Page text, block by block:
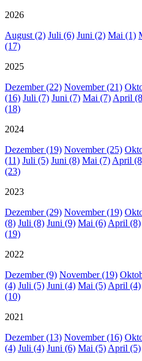
2026
August (2) Juli (6) Juni (2) Mai (1)
(17)
2025
Dezember (22) November (21)
(16) Juli (7) Juni (7) Mai (7) April
(18)
2024
Dezember (19) November (25)
(11) Juli (5) Juni (8) Mai (7) April
(23)
2023
Dezember (29) November (19)
(8) Juli (8) Juni (9) Mai (6) April (8)
(19)
2022
Dezember (9) November (19)
(4) Juli (5) Juni (4) Mai (5) April (4)
(10)
2021
Dezember (13) November (16)
(4) Juli (4) Juni (6) Mai (5) April (5)